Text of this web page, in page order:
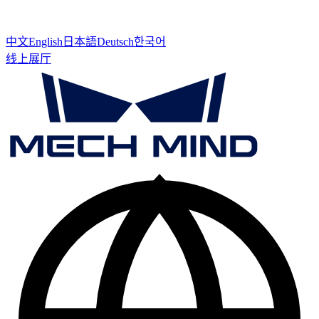
中文English 日本語Deutsch한국어
线上展厅